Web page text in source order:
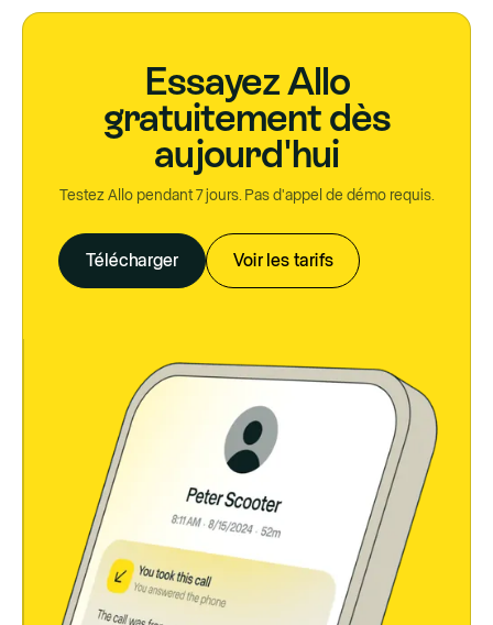
Essayez Allo
gratuitement dès
aujourd'hui
Testez Allo pendant 7 jours. Pas d'appel de démo requis.
Télécharger Voir les tarifs